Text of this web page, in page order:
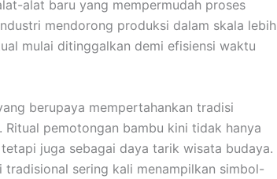
alat baru yang mempermudah proses
mendorong produksi dalam skala lebih
mulai ditinggalkan demi efisiensi waktu
berupaya mempertahankan tradisi
pemotongan bambu kini tidak hanya
juga sebagai daya tarik wisata budaya.
tradisional sering kali menampilkan simbol-